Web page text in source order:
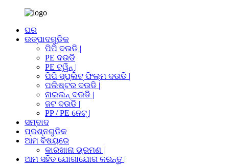
ଘର
ଉତ୍ପାଦଗୁଡିକ
ପିପି ଦଉଡି |
PE ଦଉଡି
PE ଟ୍ୱିନ୍ |
ପିପି ସ୍ପ୍ଲିଟ୍ ଫିଲ୍ମ ଦଉଡି |
ପଲିଷ୍ଟର ଦଉଡି |
ନାଇଲନ୍ ଦଉଡି |
ଜଟ ଦଉଡି |
PP / PE ନେଟ୍ |
ସମ୍ବାଦ
ପ୍ରଶ୍ନଗୁଡିକ
ଆମ ବିଷୟରେ
କାରଖାନା ଭ୍ରମଣ |
ଆମ ସହିତ ଯୋଗାଯୋଗ କରନ୍ତୁ |